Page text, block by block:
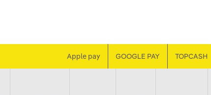
TOPCASH
GOOGLE PAY
Apple pay